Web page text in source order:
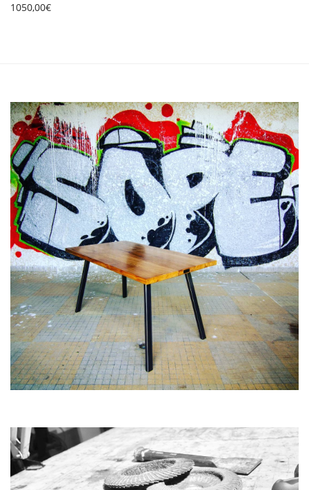
1050,00€